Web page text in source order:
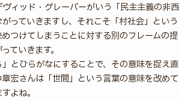
ィッド・グレーバーがいう「民主主義の非西
っていきますし、それこそ「村社会」という
つけてしまうことに対する別のフレームの提
ていきます。
とひらがなにすることで、その意味を捉え直
宏さんは「世間」という言葉の意味を改めて
よね。